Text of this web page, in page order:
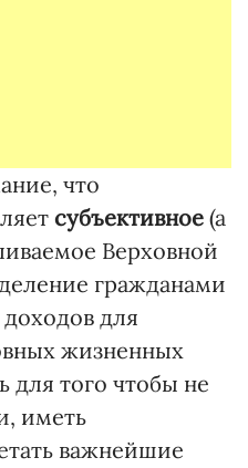
что
субъективное (а
Верховной
гражданами
для
жизненных
для того чтобы не
иметь
важнейшие